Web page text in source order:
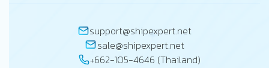
support@shipexpert.net
sale@shipexpert.net
+662-105-4646 (Thailand)